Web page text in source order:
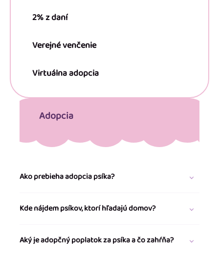
2% z daní
Verejné venčenie
Virtuálna adopcia
Adopcia
Ako prebieha adopcia psíka?
Kde nájdem psíkov, ktorí hľadajú domov?
Aký je adopčný poplatok za psíka a čo zahŕňa?